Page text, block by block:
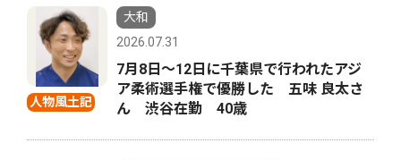
人物風土記
大和
2026.07.31
7月8日〜12日に千葉県で行われたアジ
ア柔術選手権で優勝した 五味 良太さ
ん 渋谷在勤 40歳